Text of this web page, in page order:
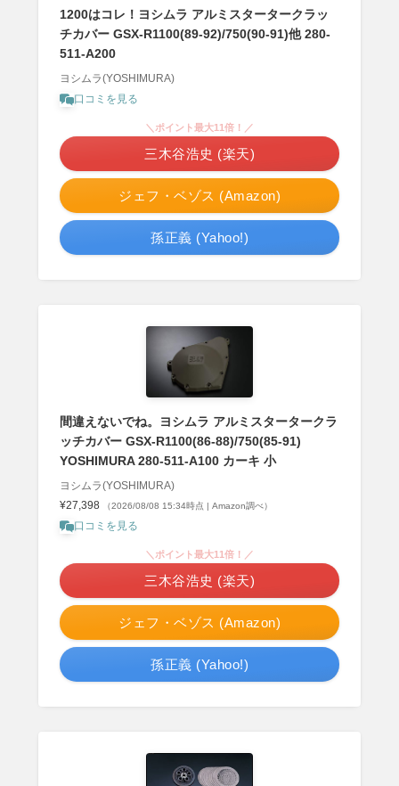
1200はコレ！ヨシムラ アルミスタータークラッ
チカバー GSX-R1100(89-92)/750(90-91)他 280-
511-A200
ヨシムラ(YOSHIMURA)
口コミを見る
ジェフ・ベゾス (Amazon)
＼ポイント最大11倍！／
三木谷浩史 (楽天)
孫正義 (Yahoo!)
間違えないでね。ヨシムラ アルミスタータークラ
ッチカバー GSX-R1100(86-88)/750(85-91)
YOSHIMURA 280-511-A100 カーキ 小
ヨシムラ(YOSHIMURA)
¥27,398
（2026/08/08 15:34時点 | Amazon調べ）
口コミを見る
ジェフ・ベゾス (Amazon)
＼ポイント最大11倍！／
三木谷浩史 (楽天)
孫正義 (Yahoo!)